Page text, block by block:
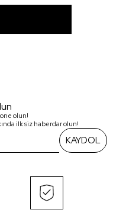
olun!
ilk siz haberdar olun!
KAYDOL